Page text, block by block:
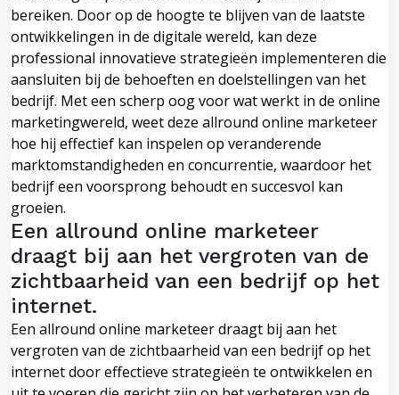
bereiken. Door op de hoogte te blijven van de laatste
ontwikkelingen in de digitale wereld, kan deze
professional innovatieve strategieën implementeren die
aansluiten bij de behoeften en doelstellingen van het
bedrijf. Met een scherp oog voor wat werkt in de online
marketingwereld, weet deze allround online marketeer
hoe hij effectief kan inspelen op veranderende
marktomstandigheden en concurrentie, waardoor het
bedrijf een voorsprong behoudt en succesvol kan
groeien.
Een allround online marketeer
draagt bij aan het vergroten van de
zichtbaarheid van een bedrijf op het
internet.
Een allround online marketeer draagt bij aan het
vergroten van de zichtbaarheid van een bedrijf op het
internet door effectieve strategieën te ontwikkelen en